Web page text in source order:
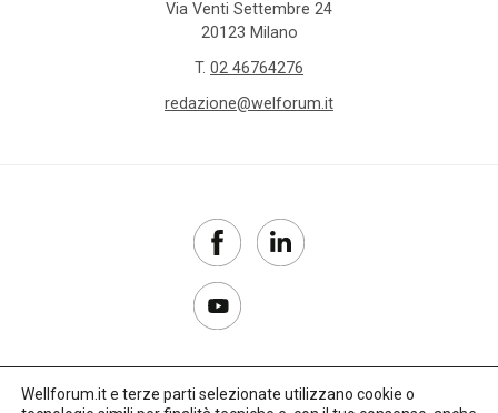
Via Venti Settembre 24
20123 Milano
T. 02 46764276
redazione@welforum.it
Wellforum.it e terze parti selezionate utilizzano cookie o